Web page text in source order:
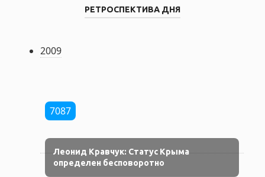
РЕТРОСПЕКТИВА ДНЯ
2009
7087
Леонид Кравчук: Статус Крыма
определен бесповоротно